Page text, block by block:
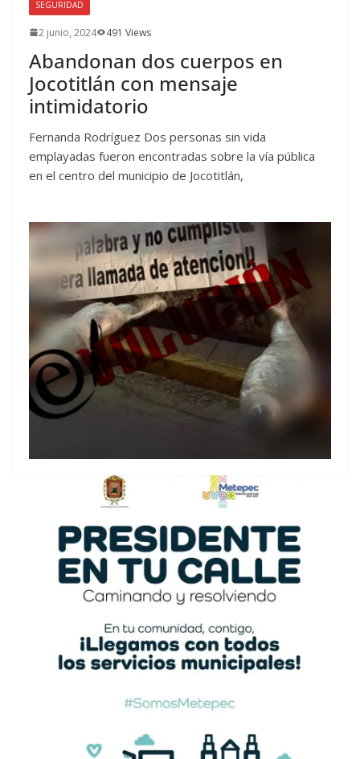
SEGURIDAD
2 junio, 2024 491 Views
Abandonan dos cuerpos en
Jocotitlán con mensaje
intimidatorio
Fernanda Rodríguez Dos personas sin vida
emplayadas fueron encontradas sobre la vía pública
en el centro del municipio de Jocotitlán,